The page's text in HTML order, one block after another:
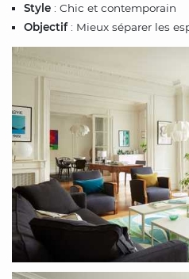
Style : Chic et contemporain
Objectif: Mieux séparer les